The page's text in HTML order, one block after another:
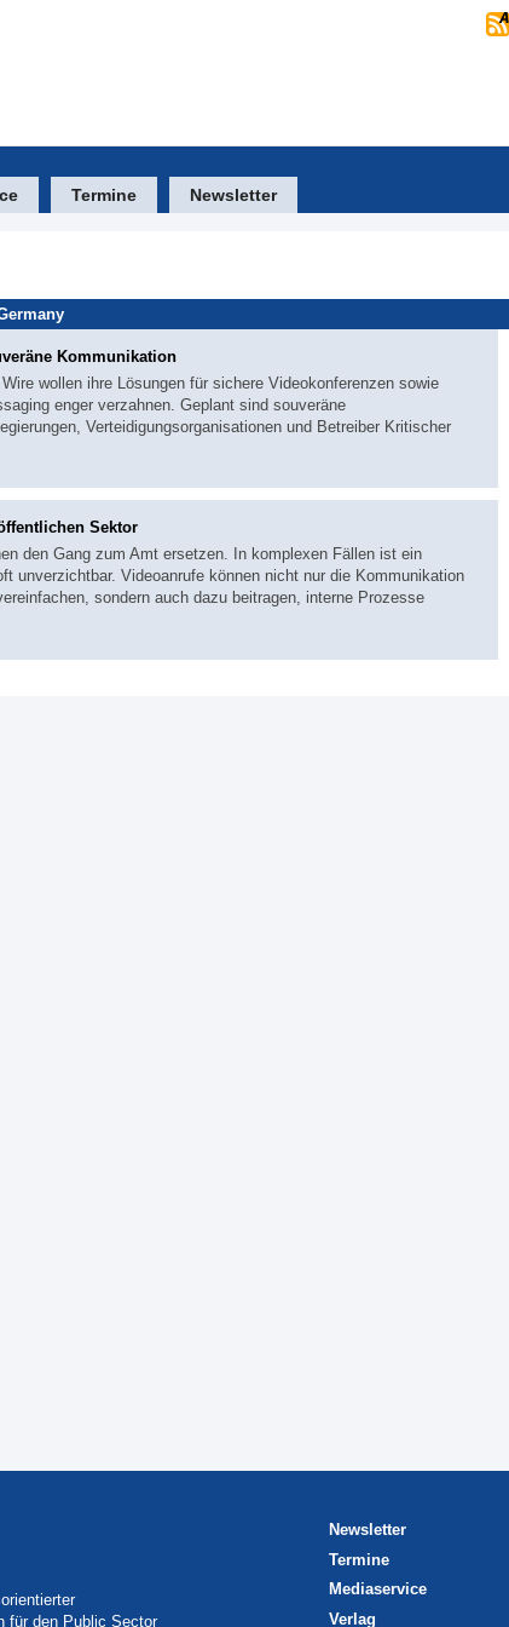
Termine Newsletter
Kommunikation
wollen ihre Lösungen für sichere Videokonferenzen sowie
enger verzahnen. Geplant sind souveräne
Verteidigungsorganisationen und Betreiber Kritischer
Sektor
den Gang zum Amt ersetzen. In komplexen Fällen ist ein
unverzichtbar. Videoanrufe können nicht nur die Kommunikation
sondern auch dazu beitragen, interne Prozesse
für den Public Sector
Newsletter
Termine
Mediaservice
Verlag